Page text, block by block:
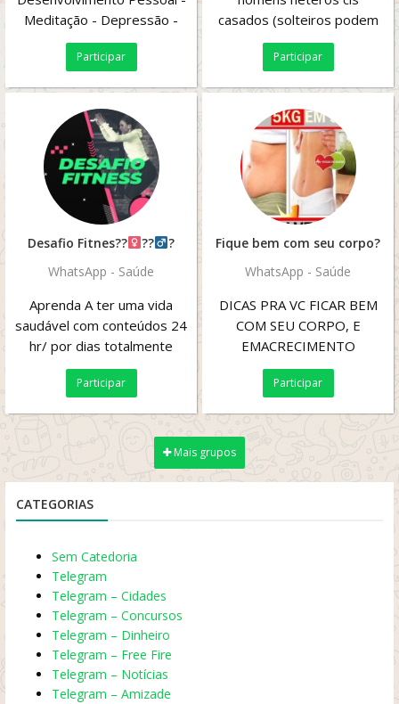
Meditação - Depressão -
Ansiedade - Estresse -
angústia -...
Participar
casados (solteiros podem
receber uma exceção
especial) praticantes e...
Participar
Desafio Fitnes??‍ ??‍
?
WhatsApp - Saúde
Aprenda A ter uma vida
saudável com conteúdos 24
hr/ por dias totalmente
gratuito
Participar
Fique bem com seu corpo?️
WhatsApp - Saúde
DICAS PRA VC FICAR BEM
COM SEU CORPO, E
EMACRECIMENTO
Participar
Mais grupos
CATEGORIAS
Sem Catedoria
Telegram
Telegram – Cidades
Telegram – Concursos
Telegram – Dinheiro
Telegram – Free Fire
Telegram – Notícias
Telegram – Amizade